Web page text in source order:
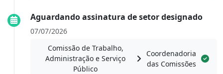
Aguardando assinatura de setor designado
07/07/2026
Comissão de Trabalho,
Administração e Serviço
Público
Coordenadoria
das Comissões